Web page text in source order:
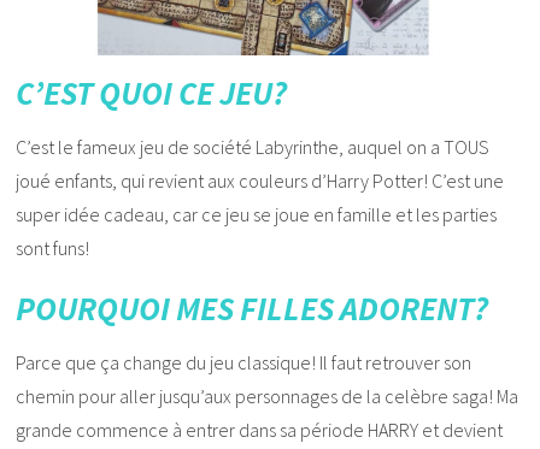
C’EST QUOI CE JEU?
C’est le fameux jeu de société Labyrinthe, auquel on a TOUS
joué enfants, qui revient aux couleurs d’Harry Potter! C’est une
super idée cadeau, car ce jeu se joue en famille et les parties
sont funs!
POURQUOI MES FILLES ADORENT?
Parce que ça change du jeu classique! Il faut retrouver son
chemin pour aller jusqu’aux personnages de la celèbre saga! Ma
grande commence à entrer dans sa période HARRY et devient